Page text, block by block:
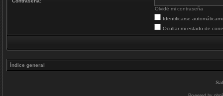
Olvidé mi contraseña
Identificarse
Ocultar mi estado de
Índice general